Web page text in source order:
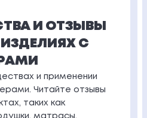
И ОТЗЫВЫ
С
и применении
Читайте отзывы
таких как
матрасы,